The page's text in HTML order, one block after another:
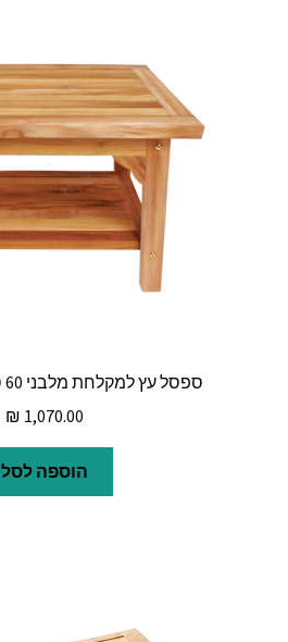
ספסל עץ למקלחת מלבני 60 ס"מ עץ טיק מלא
₪ 1,070.00
הוספה לסל